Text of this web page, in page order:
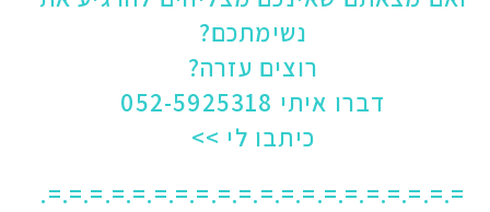
נשימתכם?
רוצים עזרה?
דברו איתי 052-5925318
כיתבו לי >>
=.=.=.=.=.=.=.=.=.=.=.=.=.=.=.=.=.=.=.=.